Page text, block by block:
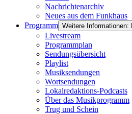
Nachrichtenarchiv
Neues aus dem Funkhaus
Programm Weitere Informationen:
Livestream
Programmplan
Sendungsübersicht
Playlist
Musiksendungen
Wortsendungen
Lokalredaktions-Podcasts
Über das Musikprogramm
Trug und Schein